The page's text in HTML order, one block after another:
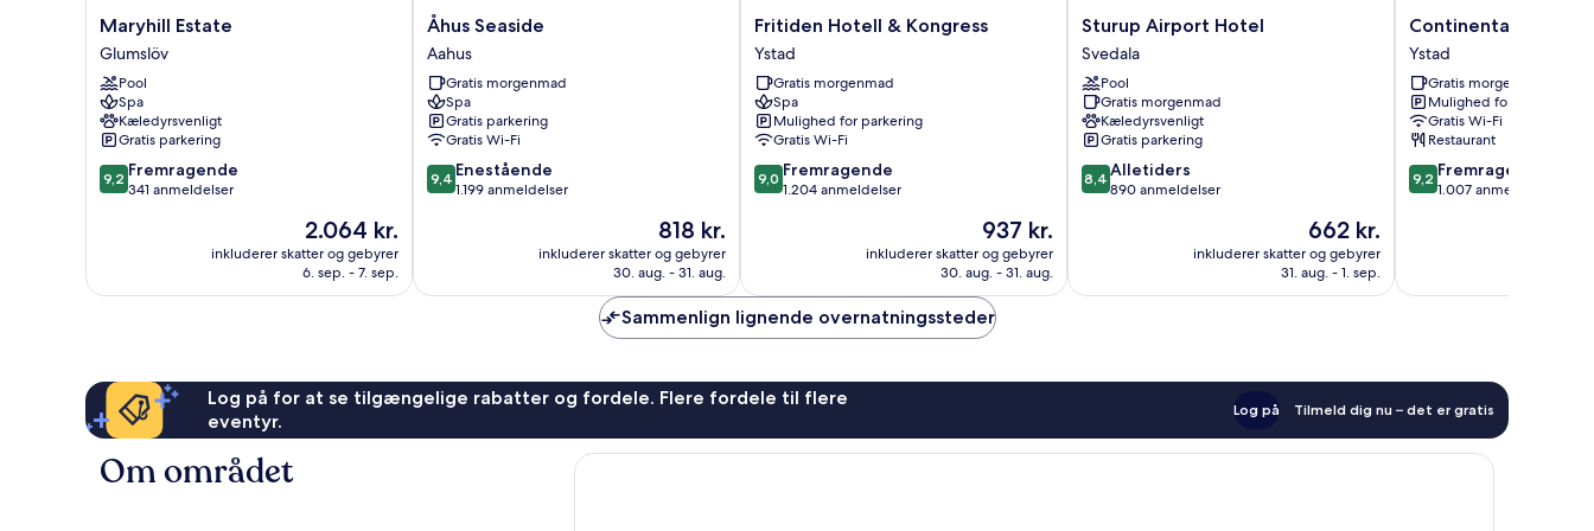
Maryhill
Estate
Glumslöv
Maryhill Estate
Glumslöv
Pool
Spa
Kæledyrsvenligt
Gratis parkering
9.2
ud
anmeldelser
9,2 Fremragende
341 anmeldelser
Prisen
er
2.064 kr.
2.064 kr.
inkluderer skatter og gebyrer
6. sep. - 7. sep.
Åhus
Seaside
Aahus
Åhus Seaside
Aahus
Gratis morgenmad
Spa
Gratis parkering
Gratis Wi-Fi
9.4
ud
anmeldelser
9,4 Enestående
1.199 anmeldelser
Prisen
er
818 kr.
818 kr.
inkluderer skatter og gebyrer
30. aug. - 31. aug.
Fritiden
Hotell
&
Kongress
Ystad
Fritiden Hotell & Kongress
Ystad
Gratis morgenmad
Spa
Mulighed for parkering
Gratis Wi-Fi
9.0
ud
anmeldelser
9,0 Fremragende
1.204 anmeldelser
Prisen
er
937 kr.
937 kr.
inkluderer skatter og gebyrer
30. aug. - 31. aug.
Sturup
Airport
Hotel
Svedala
Sturup Airport Hotel
Svedala
Pool
Gratis morgenmad
Kæledyrsvenligt
Gratis parkering
8.4
ud
anmeldelser
8,4 Alletiders
890 anmeldelser
Prisen
er
662 kr.
662 kr.
inkluderer skatter og gebyrer
31. aug. - 1. sep.
Continental
du
Sud
Ystad
Continental du Sud
Ystad
Gratis morgenmad
Mulighed for parkering
Gratis Wi-Fi
Restaurant
9.2
ud
anmeldelser
9,2 Fremragende
1.007 anmeldelser
Sammenlign lignende overnatningssteder
Log på for at se tilgængelige rabatter og fordele. Flere fordele til flere
eventyr.
Log på Tilmeld dig nu – det er gratis
Om området